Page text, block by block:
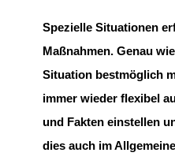
Spezielle Situationen
Maßnahmen. Genau
Situation bestmöglich
immer wieder flexibel
und Fakten einstellen
dies auch im